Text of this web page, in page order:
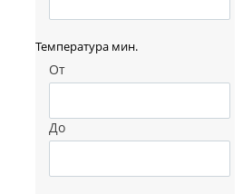
Температура мин.
От
До